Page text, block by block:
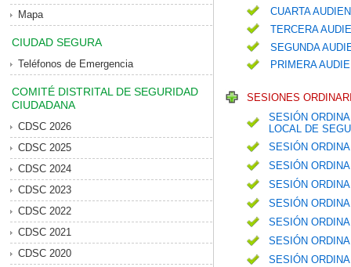
Mapa
CIUDAD SEGURA
Teléfonos de Emergencia
COMITÉ DISTRITAL DE SEGURIDAD
CIUDADANA
CDSC 2026
CDSC 2025
CDSC 2024
CDSC 2023
CDSC 2022
CDSC 2021
CDSC 2020
CUARTA
TERCERA
SEGUNDA
PRIMERA
SESIONES
SESIÓN
LOCAL DE
SESIÓN
SESIÓN
SESIÓN
SESIÓN
SESIÓN
SESIÓN
SESIÓN